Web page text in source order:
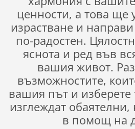
ценности, а това ще
израстване и
по-радостен.
яснота и ред във
вашия живот.
възможностите,
вашия път и изберете
изглеждат
в помощ на